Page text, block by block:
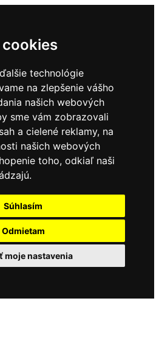
technológie
na zlepšenie vášho
našich webových
sme vám zobrazovali
a cielené reklamy, na
našich webových
toho, odkiaľ naši
Súhlasím
Odmietam
moje nastavenia